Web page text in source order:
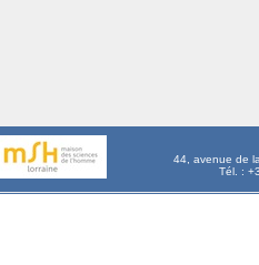
44, avenue de
Tél. :